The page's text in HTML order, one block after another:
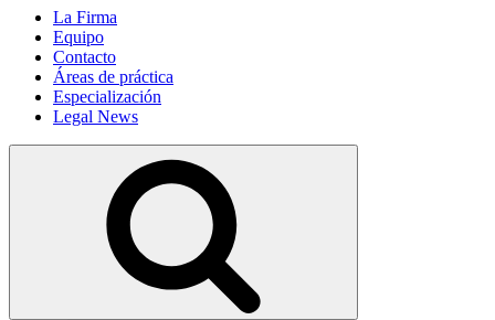
La Firma
Equipo
Contacto
Áreas de práctica
Especialización
Legal News